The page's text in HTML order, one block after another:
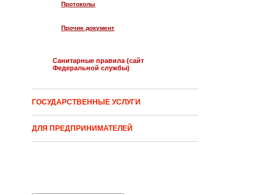
Протоколы
Прочие документ
Санитарные правила (сайт
Федеральной службы)
ГОСУДАРСТВЕННЫЕ УСЛУГИ
ДЛЯ ПРЕДПРИНИМАТЕЛЕЙ